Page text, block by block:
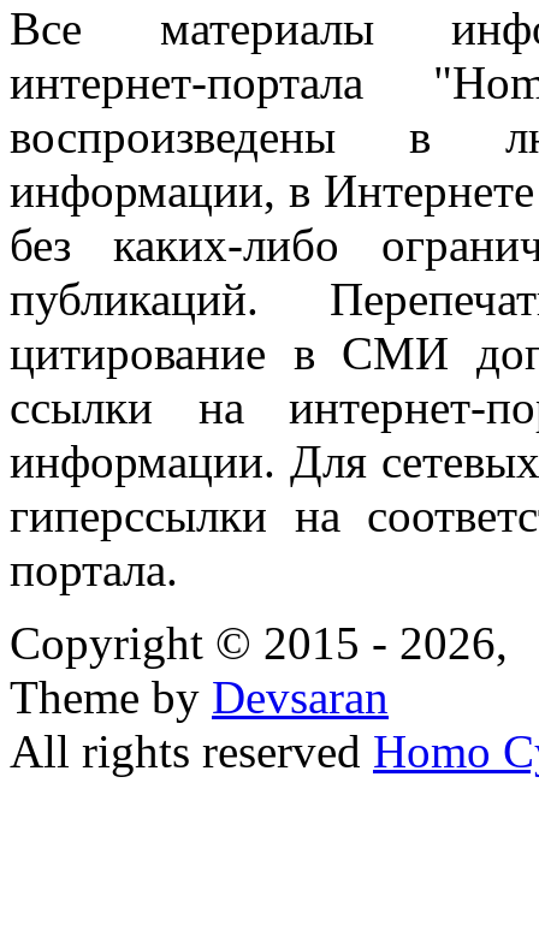
Все материалы
интернет-портала
воспроизведены в
информации, в
без каких-либо
публикаций.
цитирование в СМИ
ссылки на интернет-
информации. Для
гиперссылки на
портала.
Copyright © 2015 - 2026,
Theme by Devsaran
All rights reserved Homo